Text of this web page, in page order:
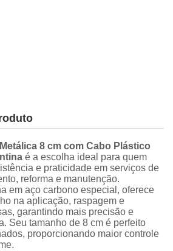
8 cm com Cabo Plástico
é a escolha ideal para quem
e praticidade em serviços de
reforma e manutenção.
em aço carbono especial, oferece
na aplicação, raspagem e
garantindo mais precisão e
Seu tamanho de 8 cm é perfeito
proporcionando maior controle